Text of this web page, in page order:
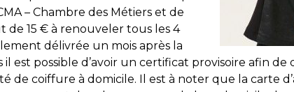
– Chambre des Métiers et de
de 15 € à renouveler tous les 4
délivrée un mois après la
il est possible d’avoir un certificat provisoire afin de
de coiffure à domicile. Il est à noter que la carte